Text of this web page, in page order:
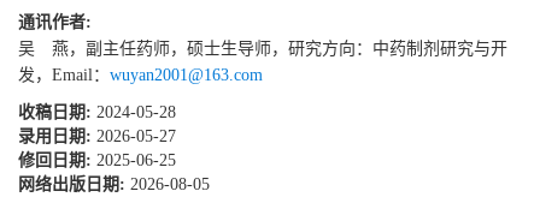
通讯作者:
吴 燕，副主任药师，硕士生导师，研究方向：中药制剂研究与开
发，Email： wuyan2001@163.com
收稿日期: 2024-05-28
录用日期: 2026-05-27
修回日期: 2025-06-25
网络出版日期: 2026-08-05